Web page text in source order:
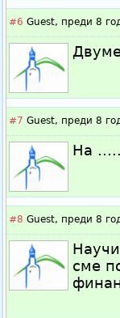
#6 Guest, преди 8
#7 Guest, преди 8
На
#8 Guest, преди 8
сме